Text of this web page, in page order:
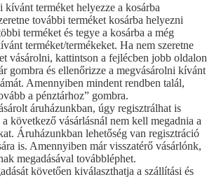
kívánt terméket helyezze a kosárba
további terméket kosárba helyezni
terméket és tegye a kosárba a még
terméket/termékeket. Ha nem szeretne
vásárolni, kattintson a fejlécben jobb oldalon
gombra és ellenőrizze a megvásárolni kívánt
Amennyiben mindent rendben talál,
a pénztárhoz” gombra.
áruházunkban, úgy regisztrálhat is
következő vásárlásnál nem kell megadnia a
Áruházunkban lehetőség van regisztráció
is. Amennyiben már visszatérő vásárlónk,
megadásával továbbléphet.
követően kiválaszthatja a szállítási és